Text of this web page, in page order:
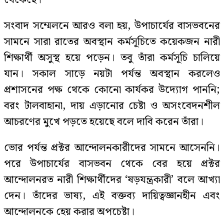
সংবাদ সম্মেলনে আরও বলা হয়, উপাচার্যের বাসভবনের
সামনে সারা রাতের অবস্থান কর্মসূচিতে কয়েকজন নারী
শিক্ষার্থী অসুস্থ হয়ে পড়েন। তবু তাঁরা কর্মসূচি চালিয়ে
যান। সকাল সাড়ে নয়টা পর্যন্ত অবস্থান করলেও
প্রশাসনের পক্ষ থেকে কোনো কার্যকর উদ্যোগ পাননি;
বরং টালবাহানা, দায় এড়ানোর চেষ্টা ও অসংবেদনশীল
আচরণের মুখে পড়তে হয়েছে বলে দাবি করেন তাঁরা।
ভোর পর্যন্ত প্রক্টর আন্দোলনকারীদের সামনে আসেননি।
পরে উপাচার্যের বাসভবন থেকে বের হয়ে প্রক্টর
আন্দোলনরত নারী শিক্ষার্থীদের ‘ষড়যন্ত্রকারী’ বলে আখ্যা
দেন। তাঁদের ভাষ্য, এই বক্তব্য দায়িত্বজ্ঞানহীন এবং
আন্দোলনকে হেয় করার অপচেষ্টা।